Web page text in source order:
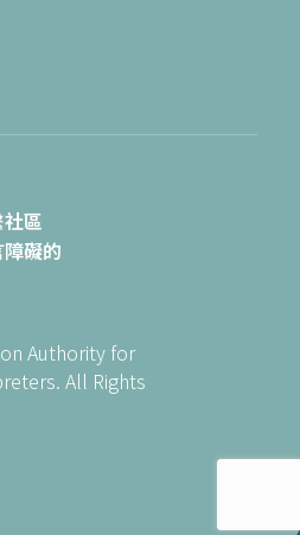
區
礙的
Authority for
All Rights